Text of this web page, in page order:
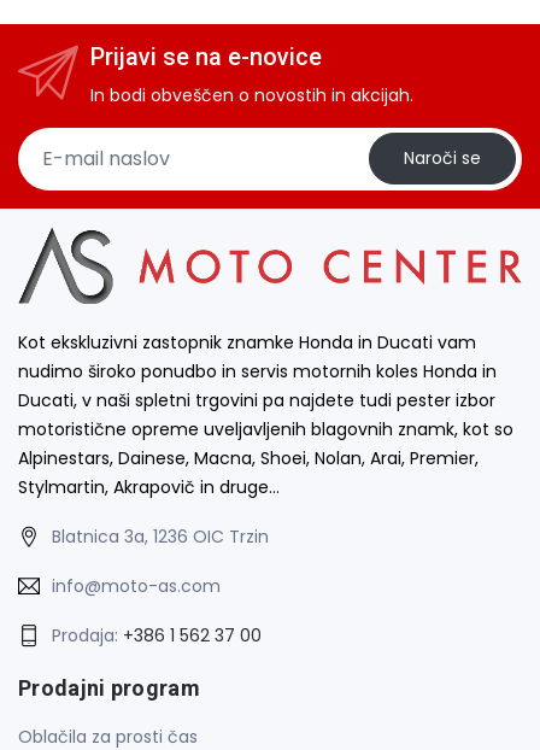
Prijavi se na e-novice
In bodi obveščen o novostih in akcijah.
Naroči se
Kot ekskluzivni zastopnik znamke Honda in Ducati vam
nudimo široko ponudbo in servis motornih koles Honda in
Ducati, v naši spletni trgovini pa najdete tudi pester izbor
motoristične opreme uveljavljenih blagovnih znamk, kot so
Alpinestars, Dainese, Macna, Shoei, Nolan, Arai, Premier,
Stylmartin, Akrapovič in druge…
Blatnica 3a, 1236 OIC Trzin
info@moto-as.com
Prodaja: +386 1 562 37 00
Prodajni program
Oblačila za prosti čas